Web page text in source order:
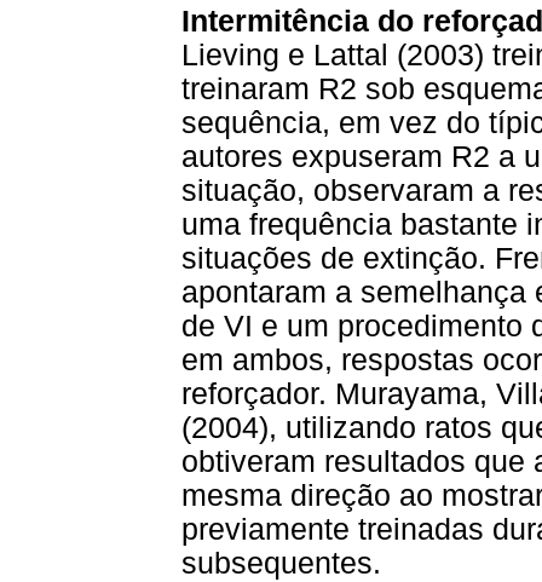
Intermitência do
Lieving e Lattal (2003)
treinaram R2 sob
sequência, em vez do
autores expuseram R2 a
situação, observaram a
uma frequência bastante
situações de extinção.
apontaram a semelhança
de VI e um procedimento
em ambos, respostas
reforçador. Murayama,
(2004), utilizando ratos
obtiveram resultados que
mesma direção ao
previamente treinadas
subsequentes.